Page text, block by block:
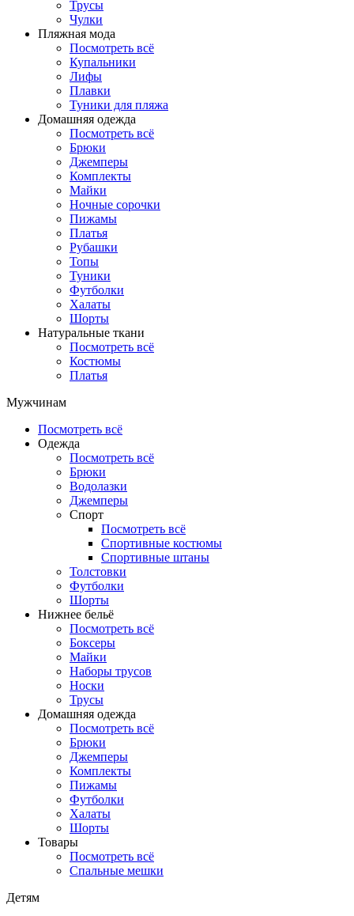
Трусы
Чулки
Пляжная мода
Посмотреть всё
Купальники
Лифы
Плавки
Туники для пляжа
Домашняя одежда
Посмотреть всё
Брюки
Джемперы
Комплекты
Майки
Ночные сорочки
Пижамы
Платья
Рубашки
Топы
Туники
Футболки
Халаты
Шорты
Натуральные ткани
Посмотреть всё
Костюмы
Платья
Мужчинам
Посмотреть всё
Одежда
Посмотреть всё
Брюки
Водолазки
Джемперы
Спорт
Посмотреть всё
Спортивные костюмы
Спортивные штаны
Толстовки
Футболки
Шорты
Нижнее бельё
Посмотреть всё
Боксеры
Майки
Наборы трусов
Носки
Трусы
Домашняя одежда
Посмотреть всё
Брюки
Джемперы
Комплекты
Пижамы
Футболки
Халаты
Шорты
Товары
Посмотреть всё
Спальные мешки
Детям